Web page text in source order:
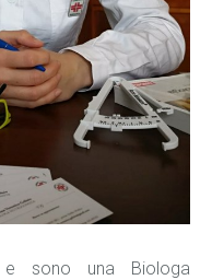
e sono una Biologa